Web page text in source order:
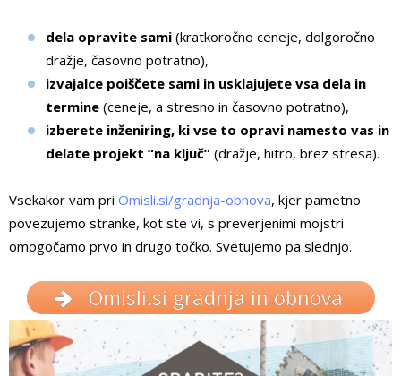
dela opravite sami (kratkoročno ceneje, dolgoročno
dražje, časovno potratno),
izvajalce poiščete sami in usklajujete vsa dela in
termine (ceneje, a stresno in časovno potratno),
izberete inženiring, ki vse to opravi namesto vas in
delate projekt “na ključ” (dražje, hitro, brez stresa).
Vsekakor vam pri Omisli.si/gradnja-obnova, kjer pametno
povezujemo stranke, kot ste vi, s preverjenimi mojstri
omogočamo prvo in drugo točko. Svetujemo pa slednjo.
Omisli.si gradnja in obnova